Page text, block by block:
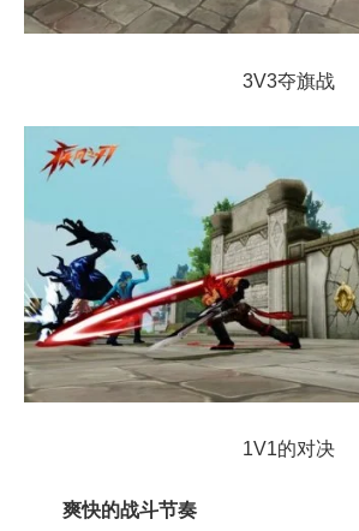
3V3夺旗战
1V1的对决
爽快的战斗节奏